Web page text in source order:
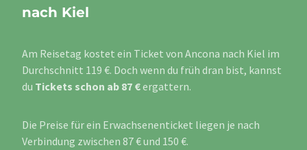
nach Kiel
Am Reisetag kostet ein Ticket von Ancona nach Kiel im
Durchschnitt 119 €. Doch wenn du früh dran bist, kannst
du Tickets schon ab 87 €ergattern.
Die Preise für ein Erwachsenenticket liegen je nach
Verbindung zwischen 87 € und 150 €.